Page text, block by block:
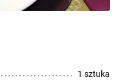
1 sztuka